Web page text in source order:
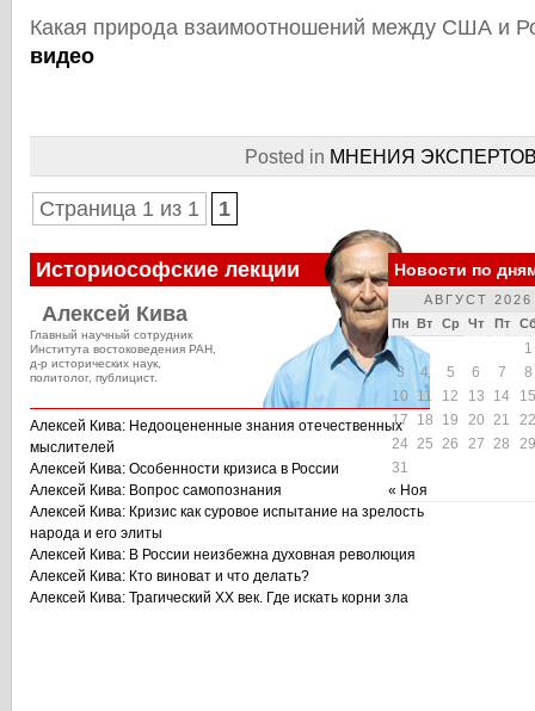
Какая природа взаимоотношений между США и
видео
Posted in МНЕНИЯ
Страница 1 из 1 1
Историософские лекции
Алексей Кива
Главный научный сотрудник
Института востоковедения РАН,
д-р исторических наук,
политолог, публицист.
Алексей Кива: Недооцененные знания отечественных
мыслителей
Алексей Кива: Особенности кризиса в России
Алексей Кива: Вопрос самопознания
Алексей Кива: Кризис как суровое испытание на зрелость
народа и его элиты
Алексей Кива: В России неизбежна духовная революция
Алексей Кива: Кто виноват и что делать?
Алексей Кива: Трагический XX век. Где искать корни зла
Новости по
АВГУСТ 2026
Пн Вт Ср Чт Пт
1
3
4 5 6 7
8
10
11 12 13 14
15
17
18 19 20 21
22
24 25 26 27 28
29
31
« Ноя